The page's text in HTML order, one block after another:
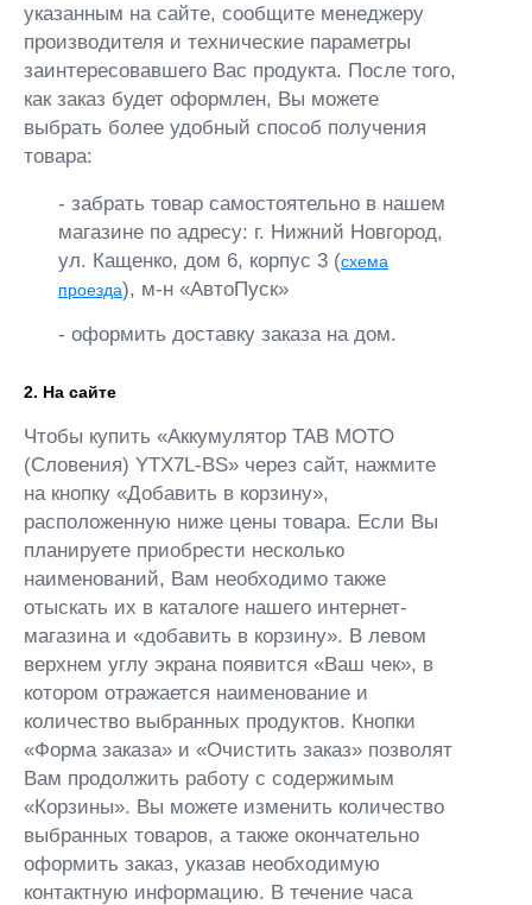
указанным на сайте, сообщите менеджеру
производителя и технические параметры
заинтересовавшего Вас продукта. После того,
как заказ будет оформлен, Вы можете
выбрать более удобный способ получения
товара:
- забрать товар самостоятельно в нашем
магазине по адресу: г. Нижний Новгород,
ул. Кащенко, дом 6, корпус 3 (схема
проезда), м-н «АвтоПуск»
- оформить доставку заказа на дом.
2. На сайте
Чтобы купить «Аккумулятор TAB MOTO
(Словения) YTX7L-BS» через сайт, нажмите
на кнопку «Добавить в корзину»,
расположенную ниже цены товара. Если Вы
планируете приобрести несколько
наименований, Вам необходимо также
отыскать их в каталоге нашего интернет-
магазина и «добавить в корзину». В левом
верхнем углу экрана появится «Ваш чек», в
котором отражается наименование и
количество выбранных продуктов. Кнопки
«Форма заказа» и «Очистить заказ» позволят
Вам продолжить работу с содержимым
«Корзины». Вы можете изменить количество
выбранных товаров, а также окончательно
оформить заказ, указав необходимую
контактную информацию. В течение часа